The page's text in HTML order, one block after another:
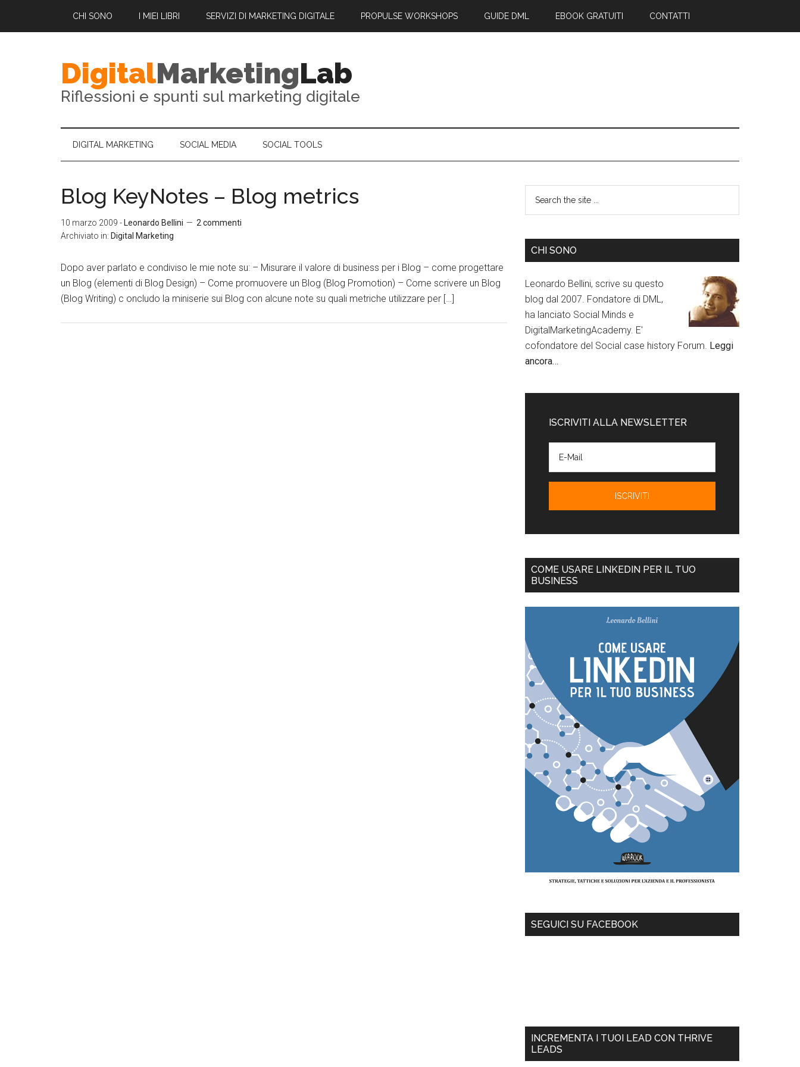
CHI SONO I MIEI LIBRI SERVIZI DI MARKETING DIGITALE PROPULSE WORKSHOPS GUIDE DML EBOOK GRATUITI CONTATTI
DigitalMarketingLab
Riflessioni e spunti sul marketing digitale
DIGITAL MARKETING SOCIAL MEDIA SOCIAL TOOLS
Blog KeyNotes – Blog metrics
10 marzo 2009 - Leonardo Bellini
2 commenti
Archiviato in: Digital Marketing
Dopo aver parlato e condiviso le mie note su: – Misurare il valore di business per i Blog – come progettare
un Blog (elementi di Blog Design) – Come promuovere un Blog (Blog Promotion) – Come scrivere un Blog
(Blog Writing) c oncludo la miniserie sui Blog con alcune note su quali metriche utilizzare per […]
CHI SONO
Leonardo Bellini, scrive su questo
blog dal 2007. Fondatore di DML,
ha lanciato Social Minds e
DigitalMarketingAcademy. E'
cofondatore del Social case history Forum. Leggi
ancora…
ISCRIVITI ALLA NEWSLETTER
COME USARE LINKEDIN PER IL TUO
BUSINESS
SEGUICI SU FACEBOOK
INCREMENTA I TUOI LEAD CON THRIVE
LEADS